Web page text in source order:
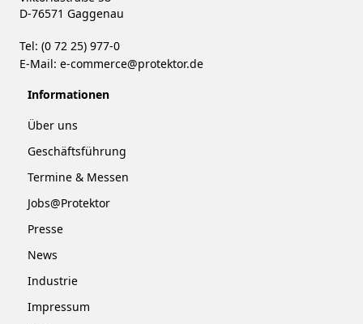
D-76571 Gaggenau
Tel: (0 72 25) 977-0
E-Mail: e-commerce@protektor.de
Informationen
Über uns
Geschäftsführung
Termine & Messen
Jobs@Protektor
Presse
News
Industrie
Impressum